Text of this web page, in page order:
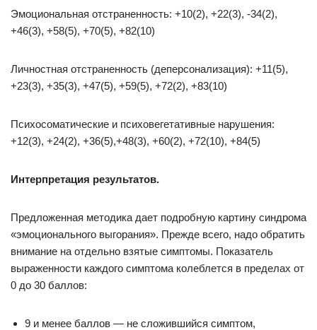
Эмоциональная отстраненность: +10(2), +22(3), -34(2),
+46(3), +58(5), +70(5), +82(10)
Личностная отстраненность (деперсонализация): +11(5),
+23(3), +35(3), +47(5), +59(5), +72(2), +83(10)
Психосоматические и психовегетативные нарушения:
+12(3), +24(2), +36(5),+48(3), +60(2), +72(10), +84(5)
Интерпретация результатов.
Предложенная методика дает подробную картину синдрома
«эмоционального выгорания». Прежде всего, надо обратить
внимание на отдельно взятые симптомы. Показатель
выраженности каждого симптома колеблется в пределах от
0 до 30 баллов:
9 и менее баллов — не сложившийся симптом,